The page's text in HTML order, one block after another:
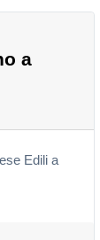
a
Edili a